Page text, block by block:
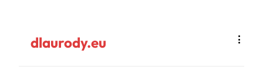
dlaurody.eu